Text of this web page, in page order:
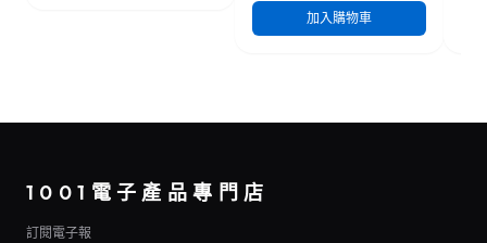
加入購物車
1001電子產品專門店
訂閱電子報